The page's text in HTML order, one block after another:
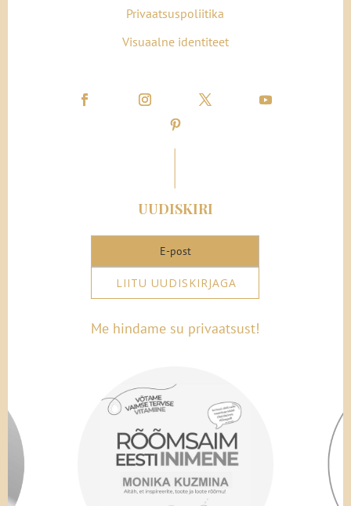
UUDISKIRI
LIITU UUDISKIRJAGA
Me hindame su privaatsust!
Privaatsuspoliitika
Visuaalne identiteet